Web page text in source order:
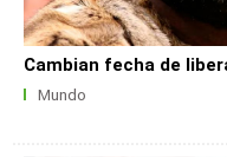
Cambian fecha de
Mundo